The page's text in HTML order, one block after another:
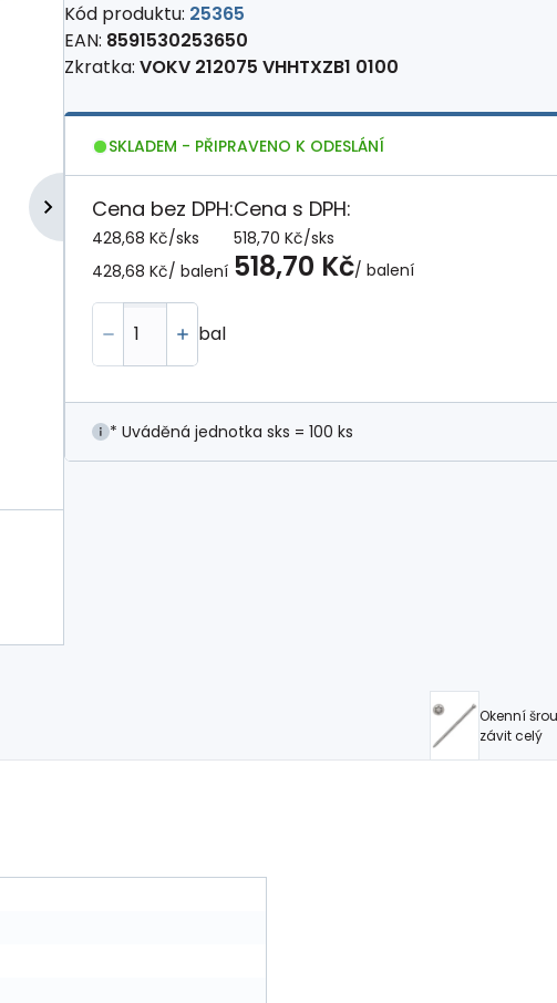
Kód produktu: 25365
EAN: 8591530253650
Zkratka: VOKV 212075 VHHTXZB1 0100
SKLADEM - PŘIPRAVENO K ODESLÁNÍ
Cena bez DPH:
428,68 Kč/sks
428,68 Kč/ balení
Cena s DPH:
518,70 Kč/sks
518,70 Kč/ balení
bal
* Uváděná jednotka sks = 100 ks
Okenní
závit celý